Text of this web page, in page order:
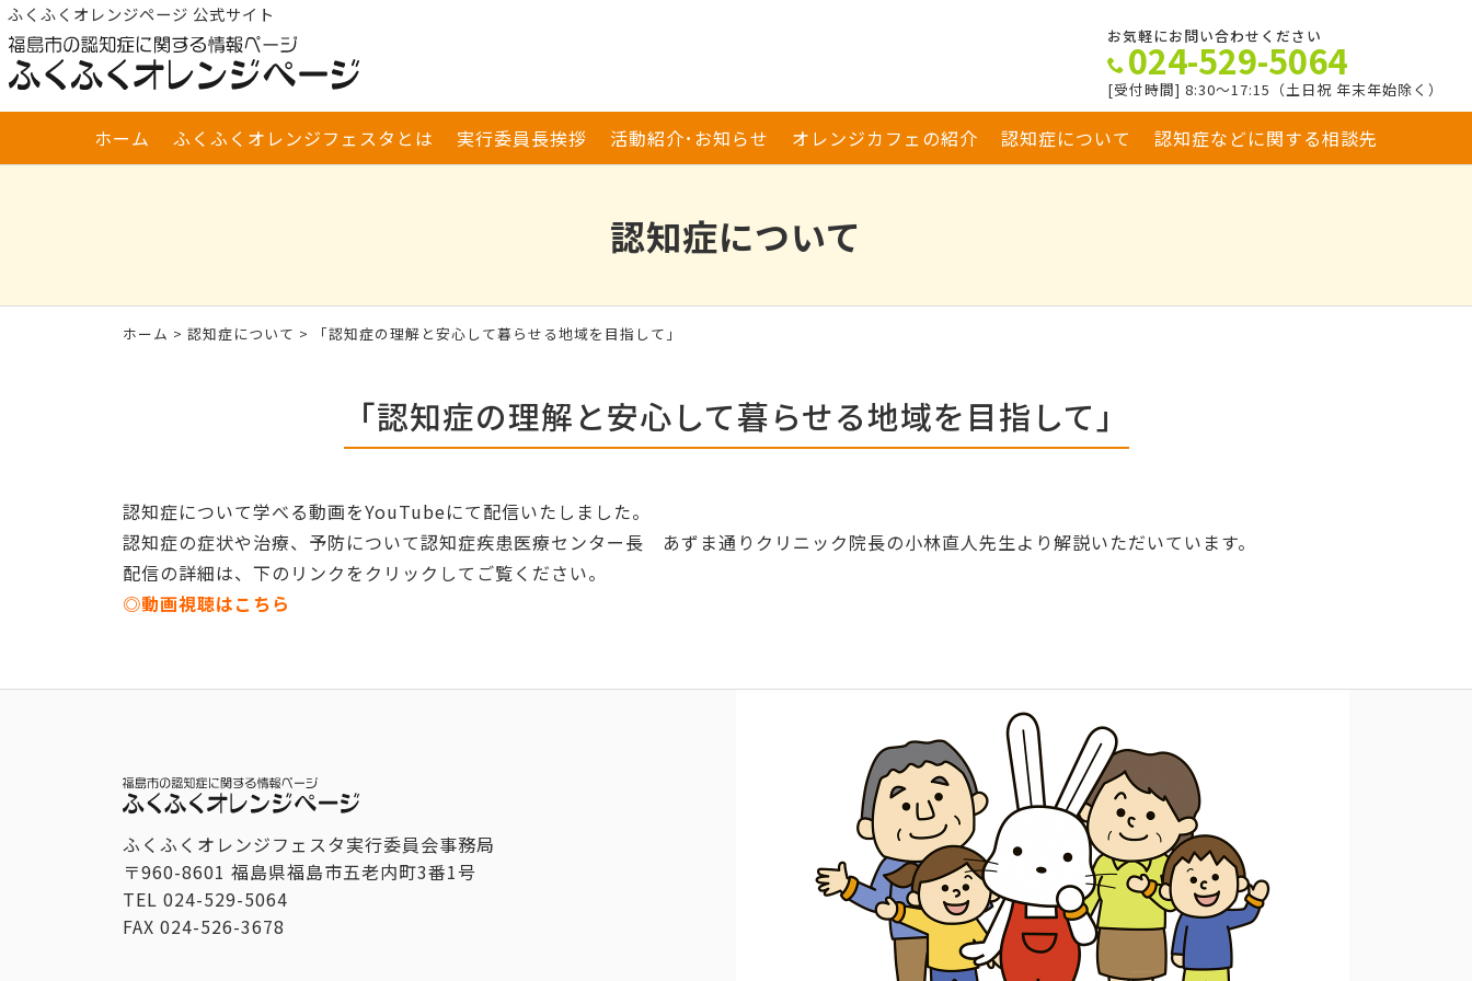
ふくふくオレンジページ 公式サイト
お気軽にお問い合わせください
024-529-5064
[受付時間] 8:30～17:15（土日祝 年末年始除く）
ホーム ふくふくオレンジフェスタとは 実行委員長挨拶 活動紹介･お知らせ オレンジカフェの紹介 認知症について 認知症などに関する相談先
認知症について
ホーム > 認知症について > 「認知症の理解と安心して暮らせる地域を目指して」
「認知症の理解と安心して暮らせる地域を目指して」
認知症について学べる動画をYouTubeにて配信いたしました。
認知症の症状や治療、予防について認知症疾患医療センター長 あずま通りクリニック院長の小林直人先生より解説いただいています。
配信の詳細は、下のリンクをクリックしてご覧ください。
◎動画視聴はこちら
ふくふくオレンジフェスタ実行委員会事務局
〒960-8601 福島県福島市五老内町3番1号
TEL 024-529-5064
FAX 024-526-3678